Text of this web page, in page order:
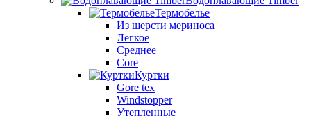
Термобелье
Из шерсти мериноса
Легкое
Среднее
Core
Куртки
Gore tex
Windstopper
Утепленные